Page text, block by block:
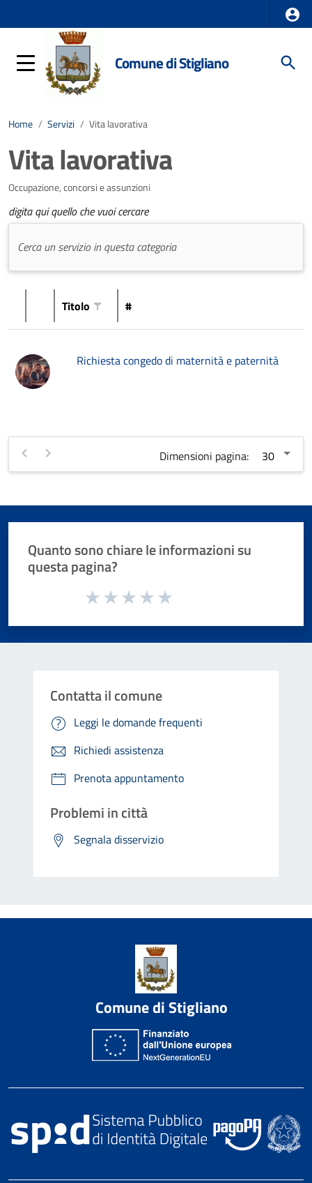
Comune di Stigliano
Home / Servizi / Vita lavorativa
Vita lavorativa
Occupazione, concorsi e assunzioni
digita qui quello che vuoi cercare
Titolo #
Richiesta congedo di maternità e paternità
Dimensioni pagina:
Quanto sono chiare le informazioni su
questa pagina?
Valuta da 1 a 5 stelle la pagina
Contatta il comune
Leggi le domande frequenti
Richiedi assistenza
Prenota appuntamento
Problemi in città
Segnala disservizio
Comune di Stigliano